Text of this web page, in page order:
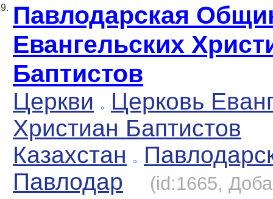
9. Павлодарская
Евангельских
Баптистов
Церкви
Церковь
Христиан Баптистов
Казахстан
Павлодар
(id:1665,